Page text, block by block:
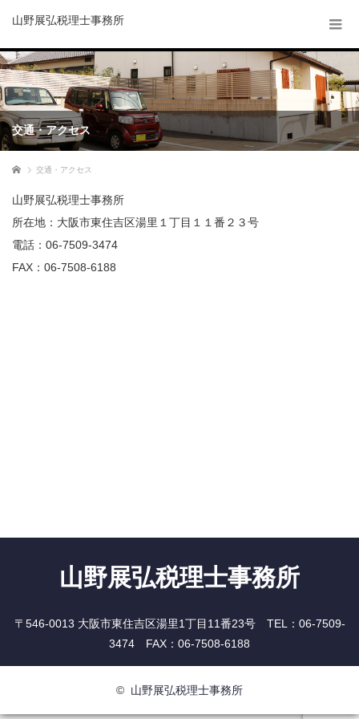
山野展弘税理士事務所
交通・アクセス
ホーム 交通・アクセス
山野展弘税理士事務所
所在地：大阪市東住吉区湯里１丁目１１番２３号
電話：06-7509-3474
FAX：06-7508-6188
山野展弘税理士事務所
〒546-0013 大阪市東住吉区湯里1丁目11番23号 TEL：06-7509-
3474 FAX：06-7508-6188
© 山野展弘税理士事務所